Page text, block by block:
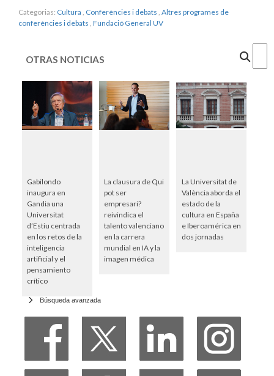
Categorias: Cultura , Conferències i debats , Altres programes de
conferències i debats , Fundació General UV
OTRAS NOTICIAS
Gabilondo
inaugura en
Gandia una
Universitat
d’Estiu centrada
en los retos de la
inteligencia
artificial y el
pensamiento
crítico
La clausura de Qui
pot ser
empresari?
reivindica el
talento valenciano
en la carrera
mundial en IA y la
imagen médica
La Universitat de
València aborda el
estado de la
cultura en España
e Iberoamérica en
dos jornadas
Búsqueda avanzada